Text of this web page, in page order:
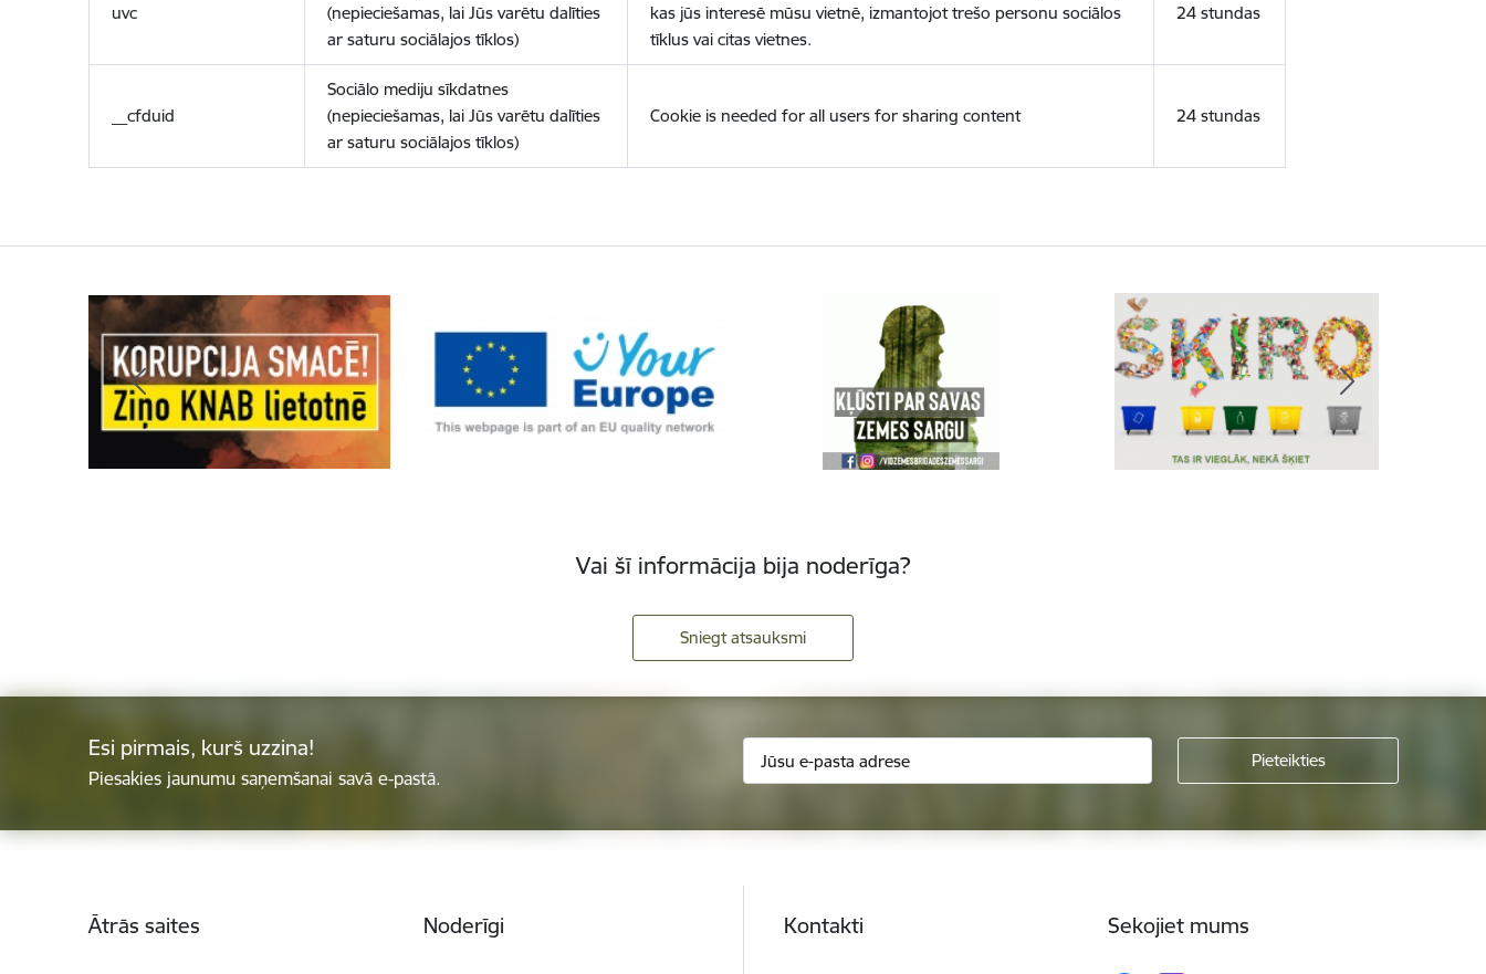
uvc
(nepieciešamas, lai Jūs varētu dalīties
ar saturu sociālajos tīklos)
kas jūs interesē mūsu vietnē, izmantojot trešo personu sociālos
tīklus vai citas vietnes.
24 stundas
__cfduid
Sociālo mediju sīkdatnes
(nepieciešamas, lai Jūs varētu dalīties
ar saturu sociālajos tīklos)
Cookie is needed for all users for sharing content 24 stundas
Vai šī informācija bija noderīga?
Sniegt atsauksmi
Esi pirmais, kurš uzzina!
Piesakies jaunumu saņemšanai savā e-pastā.
Ātrās saites Noderīgi Kontakti Sekojiet mums